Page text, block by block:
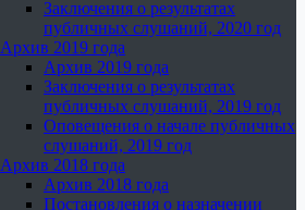
Заключения о результатах
публичных слушаний, 2020 год
Архив 2019 года
Архив 2019 года
Заключения о результатах
публичных слушаний, 2019 год
Оповещения о начале публичных
слушаний, 2019 год
Архив 2018 года
Архив 2018 года
Постановления о назначении